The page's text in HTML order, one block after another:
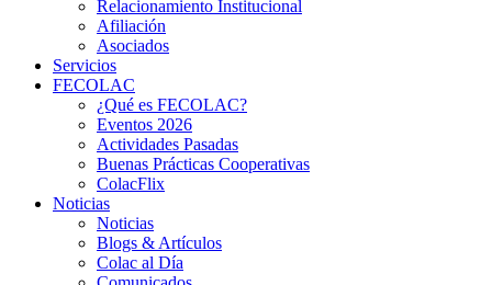
Relacionamiento Institucional
Afiliación
Asociados
Servicios
FECOLAC
¿Qué es FECOLAC?
Eventos 2026
Actividades Pasadas
Buenas Prácticas Cooperativas
ColacFlix
Noticias
Noticias
Blogs & Artículos
Colac al Día